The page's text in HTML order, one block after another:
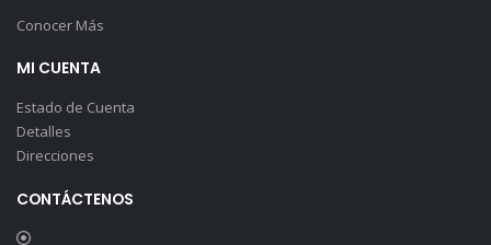
Conocer Más
MI CUENTA
Estado de Cuenta
Detalles
Direcciones
CONTÁCTENOS